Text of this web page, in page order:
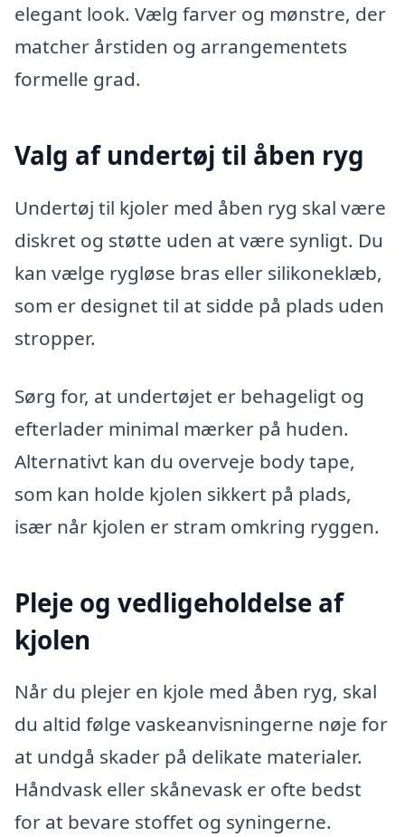
elegant look. Vælg farver og mønstre, der
matcher årstiden og arrangementets
formelle grad.
Valg af undertøj til åben ryg
Undertøj til kjoler med åben ryg skal være
diskret og støtte uden at være synligt. Du
kan vælge rygløse bras eller silikoneklæb,
som er designet til at sidde på plads uden
stropper.
Sørg for, at undertøjet er behageligt og
efterlader minimal mærker på huden.
Alternativt kan du overveje body tape,
som kan holde kjolen sikkert på plads,
især når kjolen er stram omkring ryggen.
Pleje og vedligeholdelse af
kjolen
Når du plejer en kjole med åben ryg, skal
du altid følge vaskeanvisningerne nøje for
at undgå skader på delikate materialer.
Håndvask eller skånevask er ofte bedst
for at bevare stoffet og syningerne.